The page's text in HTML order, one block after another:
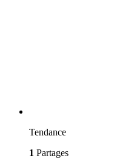
Tendance
1 Partages